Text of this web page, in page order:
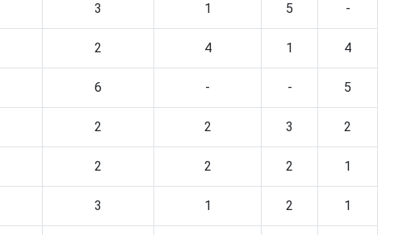
3 1 5 -
2 4 1 4
6 - - 5
2 2 3 2
2 2 2 1
3 1 2 1